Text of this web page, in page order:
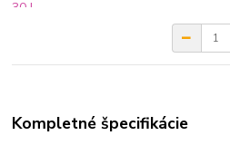
Kompletné špecifikácie